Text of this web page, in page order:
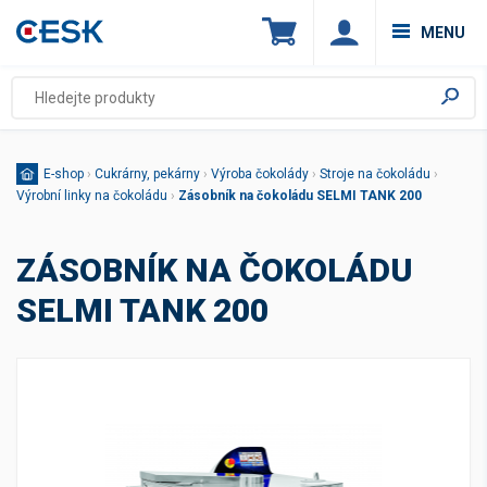
MENU
E-shop › Cukrárny, pekárny › Výroba čokolády › Stroje na čokoládu ›
Výrobní linky na čokoládu › Zásobník na čokoládu SELMI TANK 200
ZÁSOBNÍK NA ČOKOLÁDU
SELMI TANK 200